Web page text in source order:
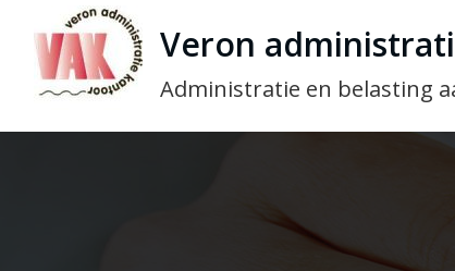
Veron
Administratie en belasting